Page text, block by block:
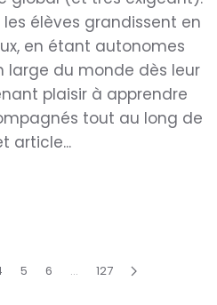
élèves grandissent en
en étant autonomes
large du monde dès leur
plaisir à apprendre
tout au long de
article...
5 6 … 127